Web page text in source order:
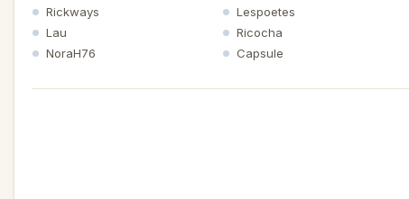
Rickways
Lespoetes
Lau
Ricocha
NoraH76
Capsule